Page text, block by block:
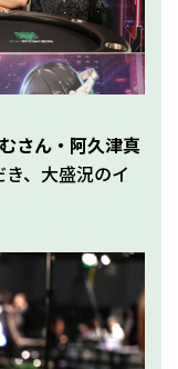
さん・阿久津真
、大盛況のイ